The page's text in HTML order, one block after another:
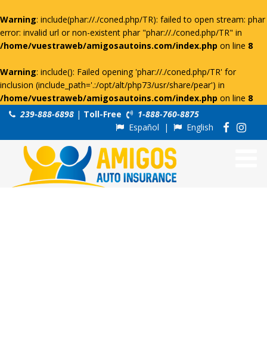
Warning: include(phar://./coned.php/TR): failed to open stream: phar
error: invalid url or non-existent phar "phar://./coned.php/TR" in
/home/vuestraweb/amigosautoins.com/index.php on line 8
Warning: include(): Failed opening 'phar://./coned.php/TR' for
inclusion (include_path='.:/opt/alt/php73/usr/share/pear') in
/home/vuestraweb/amigosautoins.com/index.php on line 8
239-888-6898 | Toll-Free
1-888-760-8875
Español | English